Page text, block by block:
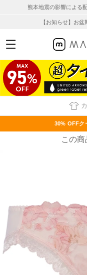
熊本地震の影響による
【お知らせ】お
30% OFFク
この商